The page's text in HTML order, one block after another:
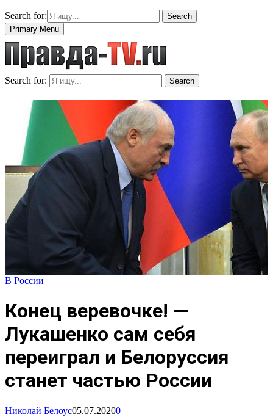
Search for:
Search
Primary Menu
Search for: Search
В России
Конец веревочке! —
Лукашенко сам себя
переиграл и Белоруссия
станет частью России
Николай Белоус05.07.20200